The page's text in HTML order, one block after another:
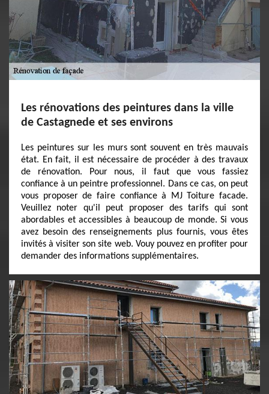
Les rénovations des peintures dans la ville
de Castagnede et ses environs
Les peintures sur les murs sont souvent en très mauvais
état. En fait, il est nécessaire de procéder à des travaux
de rénovation. Pour nous, il faut que vous fassiez
confiance à un peintre professionnel. Dans ce cas, on peut
vous proposer de faire confiance à MJ Toiture facade.
Veuillez noter qu'il peut proposer des tarifs qui sont
abordables et accessibles à beaucoup de monde. Si vous
avez besoin des renseignements plus fournis, vous êtes
invités à visiter son site web. Vouy pouvez en profiter pour
demander des informations supplémentaires.